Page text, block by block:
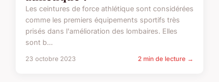
Les ceintures de force athlétique sont considérées
comme les premiers équipements sportifs très
prisés dans l'amélioration des lombaires. Elles
sont b...
23 octobre 2023 2 min de lecture →